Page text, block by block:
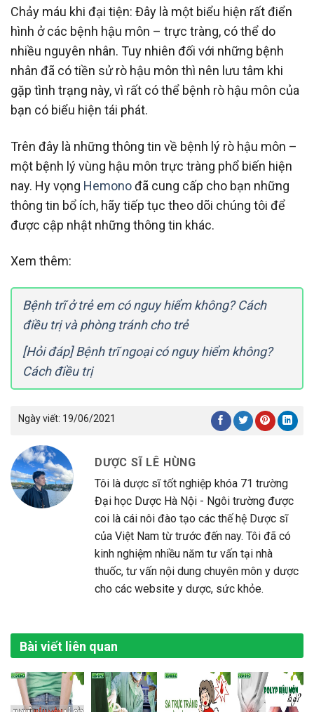
Chảy máu khi đại tiện: Đây là một biểu hiện rất điển
hình ở các bệnh hậu môn – trực tràng, có thể do
nhiều nguyên nhân. Tuy nhiên đối với những bệnh
nhân đã có tiền sử rò hậu môn thì nên lưu tâm khi
gặp tình trạng này, vì rất có thể bệnh rò hậu môn của
bạn có biểu hiện tái phát.
Trên đây là những thông tin về bệnh lý rò hậu môn –
một bệnh lý vùng hậu môn trực tràng phổ biến hiện
nay. Hy vọng Hemonođã cung cấp cho bạn những
thông tin bổ ích, hãy tiếp tục theo dõi chúng tôi để
được cập nhật những thông tin khác.
Xem thêm:
Bệnh trĩ ở trẻ em có nguy hiểm không? Cách
điều trị và phòng tránh cho trẻ
[Hỏi đáp] Bệnh trĩ ngoại có nguy hiểm không?
Cách điều trị
Ngày viết: 19/06/2021
DƯỢC SĨ LÊ HÙNG
Tôi là dược sĩ tốt nghiệp khóa 71 trường
Đại học Dược Hà Nội - Ngôi trường được
coi là cái nôi đào tạo các thế hệ Dược sĩ
của Việt Nam từ trước đến nay. Tôi đã có
kinh nghiệm nhiều năm tư vấn tại nhà
thuốc, tư vấn nội dung chuyên môn y dược
cho các website y dược, sức khỏe.
Bài viết liên quan